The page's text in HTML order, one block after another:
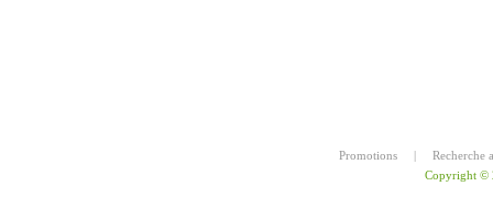
Promotions |
Recherche
Copyright ©